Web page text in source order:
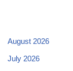
August 2026
July 2026